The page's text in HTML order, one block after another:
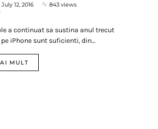
July 12, 2016
843 views
a continuat sa sustina anul trecut
pe iPhone sunt suficienti, din…
MULT